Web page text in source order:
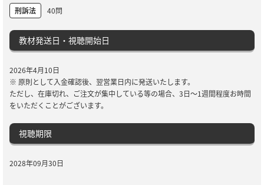
刑訴法 40問
教材発送日・視聴開始日
2026年4月10日
※ 原則として入金確認後、翌営業日内に発送いたします。
ただし、在庫切れ、ご注文が集中している等の場合、3日～1週間程度お時間
をいただくことがございます。
視聴期限
2028年09月30日